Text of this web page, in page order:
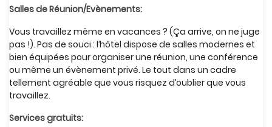
Salles de Réunion/Evènements:
Vous travaillez même en vacances ? (Ça arrive, on ne juge
pas !). Pas de souci : l’hôtel dispose de salles modernes et
bien équipées pour organiser une réunion, une conférence
ou même un évènement privé. Le tout dans un cadre
tellement agréable que vous risquez d’oublier que vous
travaillez.
Services gratuits: